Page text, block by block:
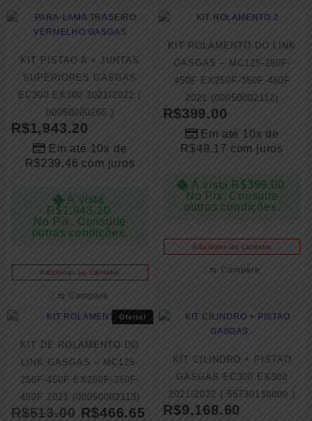
KIT PISTAO A + JUNTAS
SUPERIORES GASGAS
EC300 EX300 2021/2022 (
00050000265 )
R$1,943.20
Em até 10x de
R$239.46 com juros
À vista
R$1,943.20
No Pix. Consulte
outras condições.
Adicionar ao carrinho
⇆ Compare
KIT ROLAMENTO DO LINK
GASGAS – MC125-250F-
450F EX250F-350F-450F
2021 (00050002112)
R$399.00
Em até 10x de
R$49.17 com juros
À vista R$399.00
No Pix. Consulte
outras condições.
Adicionar ao carrinho
⇆ Compare
Oferta!
KIT DE ROLAMENTO DO
LINK GASGAS – MC125-
250F-450F EX250F-350F-
450F 2021 (00050002113)
R$513.00 R$466.65
KIT CILINDRO + PISTAO
GASGAS EC300 EX300
2021/2022 ( 55730138000 )
R$9,168.60